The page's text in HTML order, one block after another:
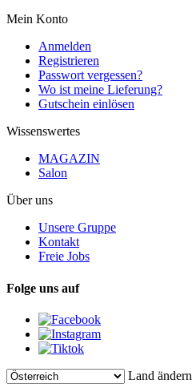
Mein Konto
Anmelden
Registrieren
Passwort vergessen?
Wo ist meine Lieferung?
Gutschein einlösen
Wissenswertes
MAGAZIN
Salon
Über uns
Unsere Gruppe
Kontakt
Freie Jobs
Folge uns auf
Land ändern